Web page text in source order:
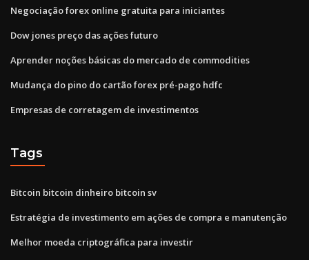
Negociação forex online gratuita para iniciantes
Dow jones preço das ações futuro
Aprender noções básicas do mercado de commodities
Mudança do pino do cartão forex pré-pago hdfc
Empresas de corretagem de investimentos
Tags
Bitcoin bitcoin dinheiro bitcoin sv
Estratégia de investimento em ações de compra e manutenção
Melhor moeda criptográfica para investir